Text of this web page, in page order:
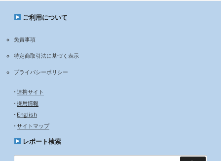
ご利用について
免責事項
特定商取引法に基づく表示
プライバシーポリシー
• 連携サイト
• 採用情報
• English
• サイトマップ
レポート検索